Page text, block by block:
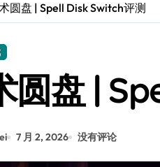
天籁之国 Symphonia
阿喀琉斯：传说未竟之谜
小镇惊魂：重制版合集
圆盘 | Spell Disk Switch评测
圆盘 |
7 月 2, 2026 没有评论